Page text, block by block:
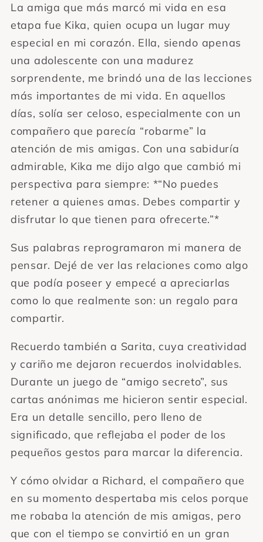
La amiga que más marcó mi vida en esa
etapa fue Kika, quien ocupa un lugar muy
especial en mi corazón. Ella, siendo apenas
una adolescente con una madurez
sorprendente, me brindó una de las lecciones
más importantes de mi vida. En aquellos
días, solía ser celoso, especialmente con un
compañero que parecía “robarme” la
atención de mis amigas. Con una sabiduría
admirable, Kika me dijo algo que cambió mi
perspectiva para siempre: *“No puedes
retener a quienes amas. Debes compartir y
disfrutar lo que tienen para ofrecerte.”*
Sus palabras reprogramaron mi manera de
pensar. Dejé de ver las relaciones como algo
que podía poseer y empecé a apreciarlas
como lo que realmente son: un regalo para
compartir.
Recuerdo también a Sarita, cuya creatividad
y cariño me dejaron recuerdos inolvidables.
Durante un juego de “amigo secreto”, sus
cartas anónimas me hicieron sentir especial.
Era un detalle sencillo, pero lleno de
significado, que reflejaba el poder de los
pequeños gestos para marcar la diferencia.
Y cómo olvidar a Richard, el compañero que
en su momento despertaba mis celos porque
me robaba la atención de mis amigas, pero
que con el tiempo se convirtió en un gran